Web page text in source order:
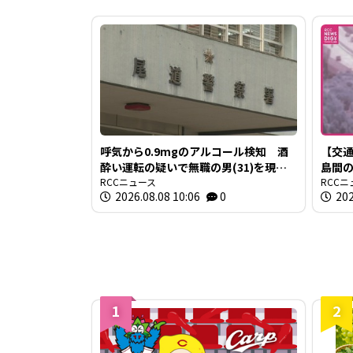
呼気から0.9mgのアルコール検知 酒
酔い運転の疑いで無職の男(31)を現行
犯逮捕 広島・尾道市
RCCニュース
2026.08.08 10:06 0
【
島間
で
RCCニ
1 2